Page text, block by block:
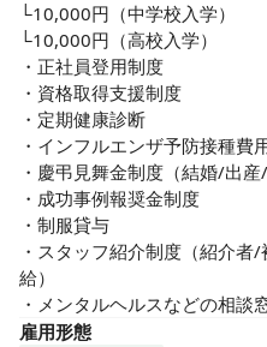
└10,000円（中学校入学）
└10,000円（高校入学）
・正社員登用制度
・資格取得支援制度
・定期健康診断
・インフルエンザ予防接種費
・慶弔見舞金制度（結婚/出
・成功事例報奨金制度
・制服貸与
・スタッフ紹介制度（紹介
給）
・メンタルヘルスなどの相談
雇用形態